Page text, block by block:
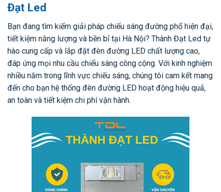
Đạt Led
Bạn đang tìm kiếm giải pháp chiếu sáng đường phố hiện đại,
tiết kiệm năng lượng và bền bỉ tại Hà Nội? Thành Đạt Led tự
hào cung cấp và lắp đặt đèn đường LED chất lượng cao,
đáp ứng mọi nhu cầu chiếu sáng công cộng. Với kinh nghiệm
nhiều năm trong lĩnh vực chiếu sáng, chúng tôi cam kết mang
đến cho bạn hệ thống đèn đường LED hoạt động hiệu quả,
an toàn và tiết kiệm chi phí vận hành.